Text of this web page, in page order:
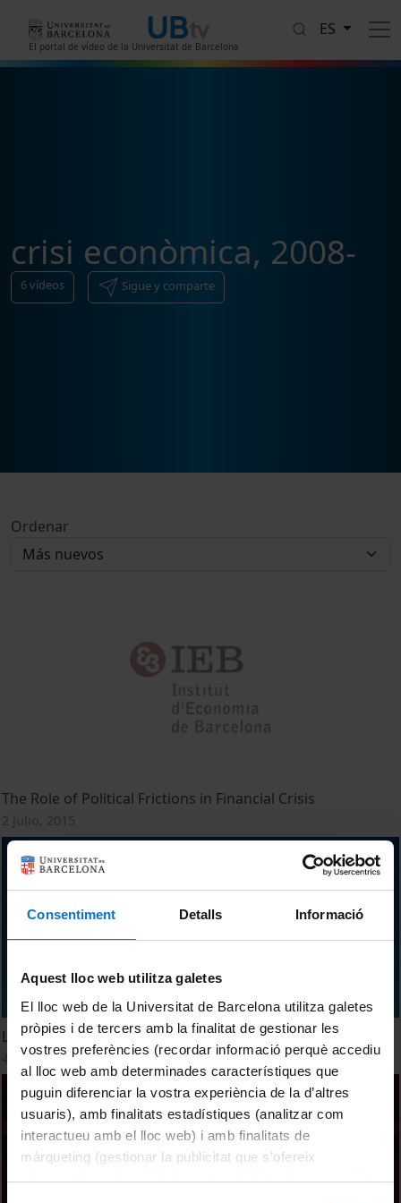
Consentiment Detalls Informació
Aquest lloc web utilitza galetes
El lloc web de la Universitat de Barcelona utilitza galetes
pròpies i de tercers amb la finalitat de gestionar les
vostres preferències (recordar informació perquè accediu
al lloc web amb determinades característiques que
puguin diferenciar la vostra experiència de la d’altres
usuaris), amb finalitats estadístiques (analitzar com
interactueu amb el lloc web) i amb finalitats de
màrqueting (gestionar la publicitat que s’ofereix
adequant-la en funció dels vostres hàbits de navegació).
El portal de vídeo de la Universitat de Barcelona
ES
crisi econòmica, 2008-
6vídeos Sigue y comparte
Ordenar
The Role of Political Frictions in Financial Crisis
2 Julio, 2015
L'entrevista: Antoni Castells
4 Marzo, 2014